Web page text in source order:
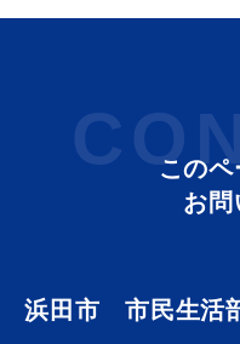
浜田市庁舎の
このペ
お問
浜田市 市民生